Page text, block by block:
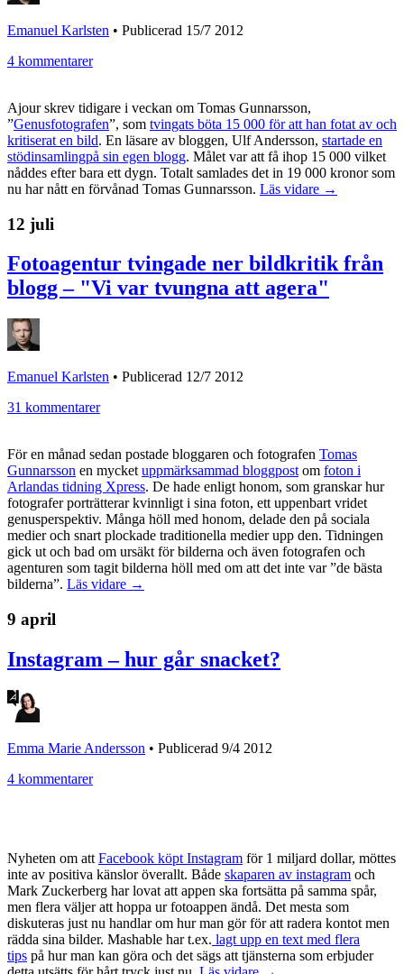
Emanuel Karlsten • Publicerad 15/7 2012
4 kommentarer
Ajour skrev tidigare i veckan om Tomas Gunnarsson,
”Genusfotografen”, som tvingats böta 15 000 för att han fotat av och
kritiserat en bild. En läsare av bloggen, Ulf Andersson, startade en
stödinsamlingpå sin egen blogg. Målet var att få ihop 15 000 vilket
nåddes efter bara ett dygn. Totalt samlades det in 19 000 kronor som
nu har nått en förvånad Tomas Gunnarsson. Läs vidare →
12 juli
Fotoagentur tvingade ner bildkritik från
blogg – "Vi var tvungna att agera"
Emanuel Karlsten • Publicerad 12/7 2012
31 kommentarer
För en månad sedan postade bloggaren och fotografen Tomas
Gunnarsson en mycket uppmärksammad bloggpost om foton i
Arlandas tidning Xpress. De hade enligt honom, som granskar hur
fotografer porträtterar kvinnligt i sina foton, ett uppenbart vridet
genusperspektiv. Många höll med honom, delade den på sociala
medier och snart plockade traditionella medier upp den. Tidningen
gick ut och bad om ursäkt för bilderna och även fotografen och
agenturen som tagit bilderna höll med om att det inte var ”de bästa
bilderna”. Läs vidare →
9 april
Instagram – hur går snacket?
Emma Marie Andersson • Publicerad 9/4 2012
4 kommentarer
Nyheten om att Facebook köpt Instagram för 1 miljard dollar, möttes
inte av positiva känslor överallt. Både skaparen av instagram och
Mark Zuckerberg har lovat att appen ska fortsätta på samma spår,
men flera väljer att hoppa ur fotoappen ändå. Det mesta som
diskuteras just nu handlar om hur man gör för att radera kontot men
rädda sina bilder. Mashable har t.ex. lagt upp en text med flera
tips på hur man kan göra och det sägs att tjänsterna som erbjuder